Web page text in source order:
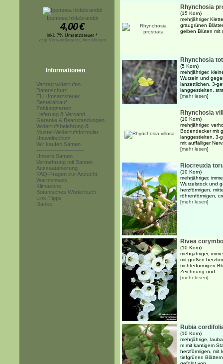
Ipomoea hildebrandtii
4,00€
inkl. 7% Umsatzsteuer *
zzgl.Versandkosten, hier klicken
Informationen
Vertrag widerrufen
Datenschutz
EU Umsatzsteuer
Bestellablauf
Zahlungsarten
Lieferung & Versand
Garantie & Beanstandungen
Widerrufsbelehrung &
Muster-Widerrufsformular
Umweltschutz
Wir kaufen Samen
------------------------
Unsere Samen
Vermehrung mit Samen
Aussaatanleitung
FAQ-Fragen zur Anzucht
Warnhinweis
Klimazone
Botanisches Wörterbuch
Link-Tipps
Danke
Rhynchosia
(15 Korn)
mehrjähriger
graugrünen
gelben Blüten mit
Rhynchosia
(5 Korn)
mehrjähriger,
Wurzeln und
lanzettlichen, 3-
langgestielten,
[mehr lesen]
Rhynchosia
(10 Korn)
mehrjähriger,
Bodendecker mit
langgestielten, 3-
mit auffälliger
[mehr lesen]
Riocreuxia
(10 Korn)
mehrjähriger,
Wurzelstock und
herzförmigen,
röhrenförmigen,
[mehr lesen]
Rivea
(10 Korn)
mehrjähriger,
mit großen
trichterförmigen
Zeichnung und ...
[mehr lesen]
Rubia
(10 Korn)
mehrjährige,
m mit kantigem
herzförmigen, mit
tiefgrünen